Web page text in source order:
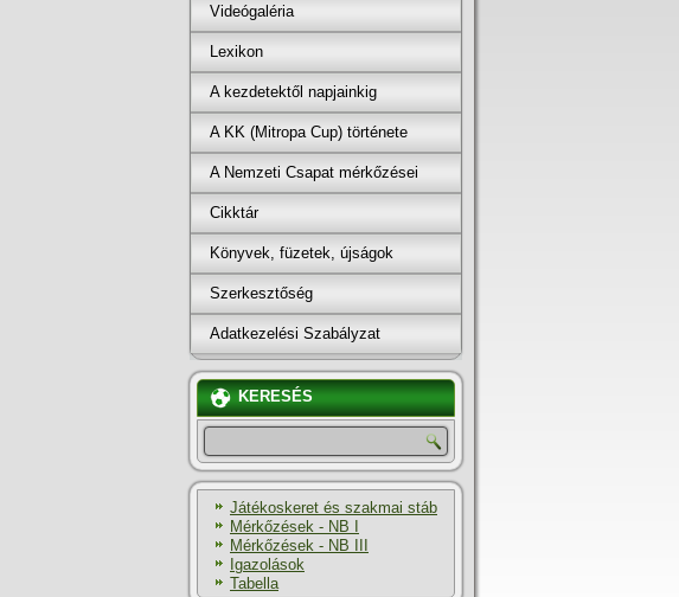
Videógaléria
Lexikon
A kezdetektől napjainkig
A KK (Mitropa Cup) története
A Nemzeti Csapat mérkőzései
Cikktár
Könyvek, füzetek, újságok
Szerkesztőség
Adatkezelési Szabályzat
KERESÉS
Játékoskeret és szakmai stáb
Mérkőzések - NB I
Mérkőzések - NB III
Igazolások
Tabella